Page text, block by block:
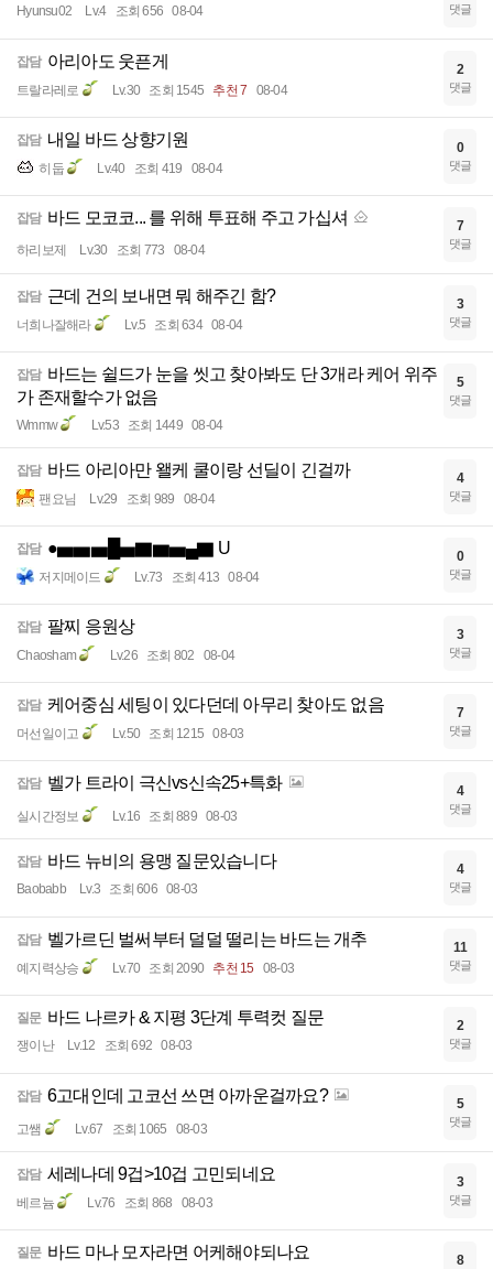
Hyunsu02 Lv.4 조회 656 08-04 댓글
잡담 아리아도 웃픈게
트랄라레로 Lv.30 조회 1545 추천 7 08-04
2
댓글
잡담 내일 바드 상향기원
히둡 Lv.40 조회 419 08-04
0
댓글
잡담 바드 모코코... 를 위해 투표해 주고 가십셔
하리보제 Lv.30 조회 773 08-04
7
댓글
잡담 근데 건의 보내면 뭐 해주긴 함?
너희나잘해라 Lv.5 조회 634 08-04
3
댓글
잡담 바드는 쉴드가 눈을 씻고 찾아봐도 단 3개라 케어 위주
가 존재할수가 없음
Wmmw Lv.53 조회 1449 08-04
5
댓글
잡담 바드 아리아만 왤케 쿨이랑 선딜이 긴걸까
팬요님 Lv.29 조회 989 08-04
4
댓글
잡담 ●▅▅▅█▅▇▆▅▄▇ U
저지메이드 Lv.73 조회 413 08-04
0
댓글
잡담 팔찌 응원상
Chaosham Lv.26 조회 802 08-04
3
댓글
잡담 케어중심 세팅이 있다던데 아무리 찾아도 없음
머선일이고 Lv.50 조회 1215 08-03
7
댓글
잡담 벨가 트라이 극신vs신속25+특화
실시간정보 Lv.16 조회 889 08-03
4
댓글
잡담 바드 뉴비의 용맹 질문있습니다
Baobabb Lv.3 조회 606 08-03
4
댓글
잡담 벨가르딘 벌써부터 덜덜 떨리는 바드는 개추
예지력상승 Lv.70 조회 2090 추천 15 08-03
11
댓글
질문 바드 나르카 & 지평 3단계 투력컷 질문
쟁이난 Lv.12 조회 692 08-03
2
댓글
잡담 6고대인데 고코선 쓰면 아까운걸까요?
고쌤 Lv.67 조회 1065 08-03
5
댓글
잡담 세레나데 9겁>10겁 고민되네요
베르늄 Lv.76 조회 868 08-03
3
댓글
질문 바드 마나 모자라면 어케해야되나요 8